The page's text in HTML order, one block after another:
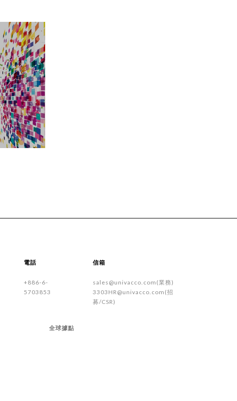
電話
+886-6-
5703853
信箱
sales@univacco.com(業務)
3303HR@univacco.com(招
募/CSR)
全球據點